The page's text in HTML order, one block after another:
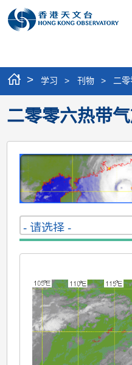
> 学习 > 刊物 > 二
二零零六热带